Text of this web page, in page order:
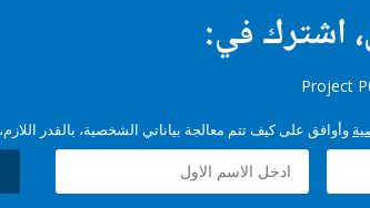
اشترك في:
وأوافق على كيف تتم معالجة بياناتي الشخصية، بالقدر